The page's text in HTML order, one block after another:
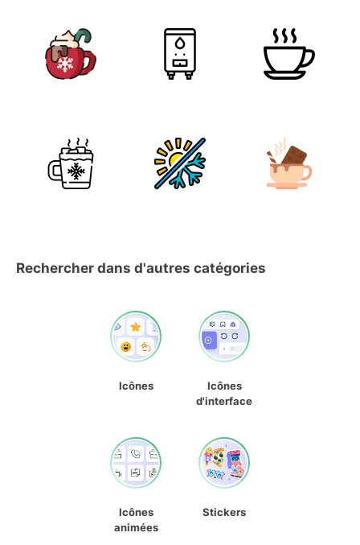
Rechercher dans d'autres catégories
Icônes
Icônes
d'interface
Icônes
animées
Stickers